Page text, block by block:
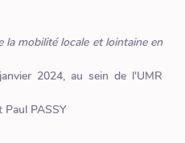
la mobilité locale et lointaine en
2024, au sein de l'UMR
Paul PASSY